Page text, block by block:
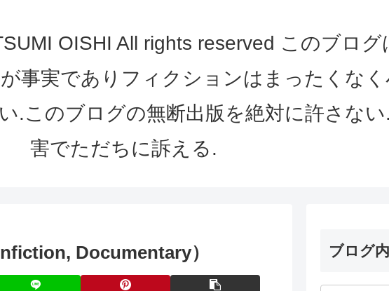
OISHI All rights reserved このブログ
事実でありフィクションはまったくな
.このブログの無断出版を絶対に許さな
害でただちに訴える.
Documentary） ブログ